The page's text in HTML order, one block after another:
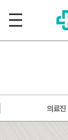
의료진